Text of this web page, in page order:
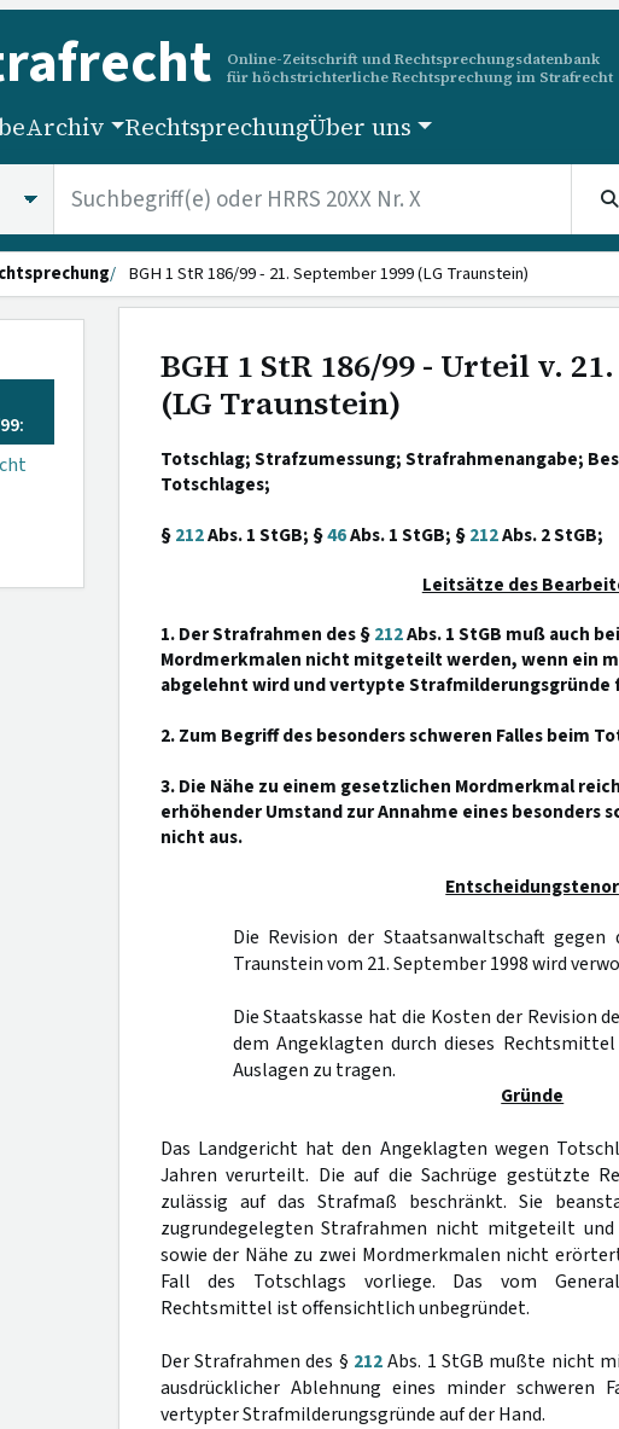
Online-Zeitschrift und Rechtsprechungsdatenbank
für höchstrichterliche Rechtsprechung im Strafrecht
Archiv RechtsprechungÜber uns
BGH 1 StR 186/99 - 21. September 1999 (LG Traunstein)
BGH 1 StR 186/99 - Urteil v.
(LG Traunstein)
Totschlag; Strafzumessung; Strafrahmenangabe;
Totschlages;
§212Abs. 1 StGB; §46Abs. 1 StGB; §212Abs. 2 StGB;
Leitsätze des
1. Der Strafrahmen des §212Abs. 1 StGB muß auch
Mordmerkmalen nicht mitgeteilt werden, wenn ein
abgelehnt wird und vertypte Strafmilderungsgründe
2. Zum Begriff des besonders schweren Falles beim
3. Die Nähe zu einem gesetzlichen Mordmerkmal
erhöhender Umstand zur Annahme eines besonders
nicht aus.
Entscheidungstenor
Die Revision der Staatsanwaltschaft
Traunstein vom 21. September 1998 wird
Die Staatskasse hat die Kosten der Revision
dem Angeklagten durch dieses
Auslagen zu tragen.
Gründe
Das Landgericht hat den Angeklagten wegen
Jahren verurteilt. Die auf die Sachrüge gestützte
zulässig auf das Strafmaß beschränkt. Sie
zugrundegelegten Strafrahmen nicht mitgeteilt
sowie der Nähe zu zwei Mordmerkmalen nicht
Fall des Totschlags vorliege. Das vom
Rechtsmittel ist offensichtlich unbegründet.
Der Strafrahmen des § 212Abs. 1 StGB mußte nicht
ausdrücklicher Ablehnung eines minder schweren
vertypter Strafmilderungsgründe auf der Hand.